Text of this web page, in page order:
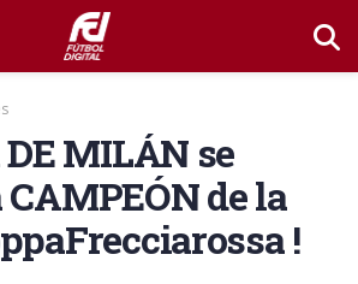
DE MILÁN se
de la
!